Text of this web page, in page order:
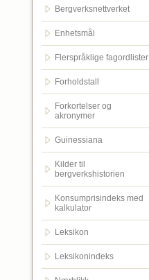
Bergverksnettverket
Enhetsmål
Flerspråklige fagordlister
Forholdstall
Forkortelser og
akronymer
Guinessiana
Kilder til
bergverkshistorien
Konsumprisindeks med
kalkulator
Leksikon
Leksikonindeks